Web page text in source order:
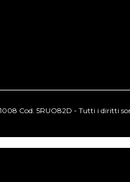
Cod. 5RUO82D - Tutti i diritti